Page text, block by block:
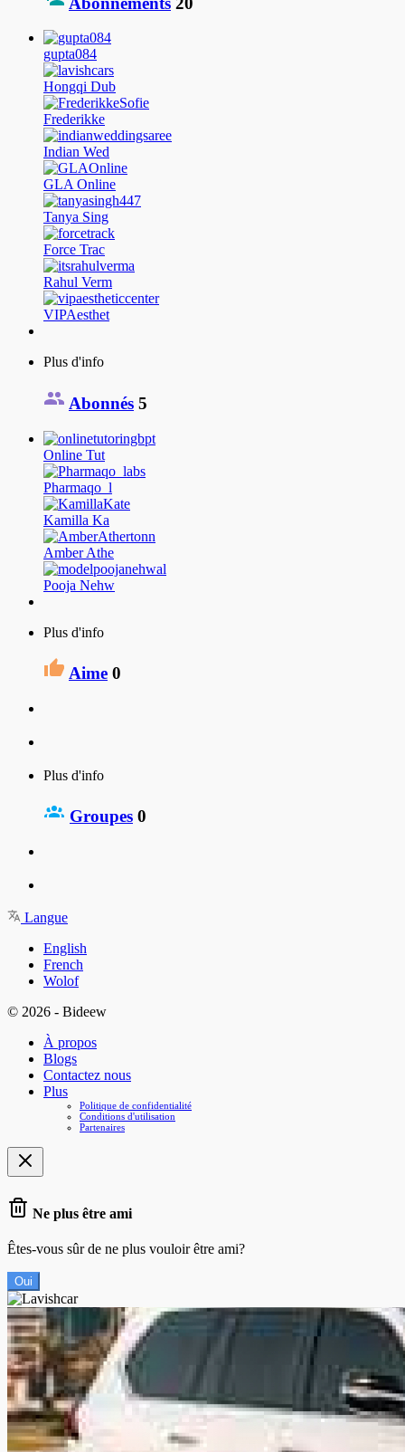
gupta084
Hongqi Dub
Frederikke
Indian Wed
GLA Online
Tanya Sing
Force Trac
Rahul Verm
VIPAesthet
Plus d'info
Abonnés 5
Online Tut
Pharmaqo_l
Kamilla Ka
Amber Athe
Pooja Nehw
Plus d'info
Aime 0
Plus d'info
Groupes 0
Langue
English
French
Wolof
© 2026 - Bideew
À propos
Blogs
Contactez nous
Plus
Politique de confidentialité
Conditions d'utilisation
Partenaires
Ne plus être ami
Êtes-vous sûr de ne plus vouloir être ami?
Oui